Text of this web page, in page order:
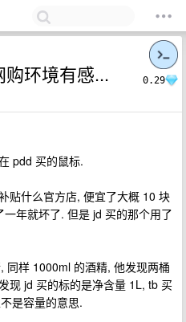
0.29
环境有感...
pdd 买的鼠标.
贴什么官方店, 便宜了大概 10 块
年就坏了. 但是 jd 买的那个用了
同样 1000ml 的酒精, 他发现两桶
现 jd 买的标的是净含量 1L, tb 买
是容量的意思.